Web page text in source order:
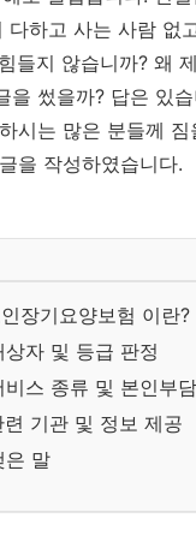
다하고 사는 사람 없
들지 않습니까? 왜
을 썼을까? 답은 있
시는 많은 분들께 짐
을 작성하였습니다.
인장기요양보험 이란?
상자 및 등급 판정
비스 종류 및 본인부
련 기관 및 정보 제공
은 말